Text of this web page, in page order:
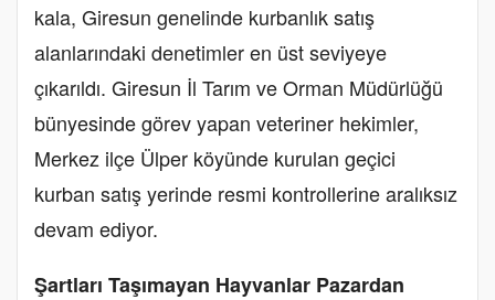
kala, Giresun genelinde kurbanlık satış
alanlarındaki denetimler en üst seviyeye
çıkarıldı. Giresun İl Tarım ve Orman Müdürlüğü
bünyesinde görev yapan veteriner hekimler,
Merkez ilçe Ülper köyünde kurulan geçici
kurban satış yerinde resmi kontrollerine aralıksız
devam ediyor.
Şartları Taşımayan Hayvanlar Pazardan